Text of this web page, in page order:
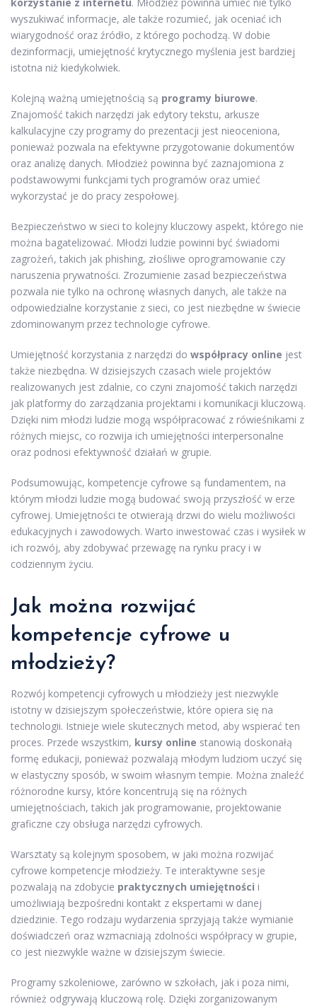
wyszukiwać informacje, ale także rozumieć, jak oceniać ich
wiarygodność oraz źródło, z którego pochodzą. W dobie
dezinformacji, umiejętność krytycznego myślenia jest bardziej
istotna niż kiedykolwiek.
Kolejną ważną umiejętnością są programy biurowe.
Znajomość takich narzędzi jak edytory tekstu, arkusze
kalkulacyjne czy programy do prezentacji jest nieoceniona,
ponieważ pozwala na efektywne przygotowanie dokumentów
oraz analizę danych. Młodzież powinna być zaznajomiona z
podstawowymi funkcjami tych programów oraz umieć
wykorzystać je do pracy zespołowej.
Bezpieczeństwo w sieci to kolejny kluczowy aspekt, którego nie
można bagatelizować. Młodzi ludzie powinni być świadomi
zagrożeń, takich jak phishing, złośliwe oprogramowanie czy
naruszenia prywatności. Zrozumienie zasad bezpieczeństwa
pozwala nie tylko na ochronę własnych danych, ale także na
odpowiedzialne korzystanie z sieci, co jest niezbędne w świecie
zdominowanym przez technologie cyfrowe.
Umiejętność korzystania z narzędzi do współpracy online jest
także niezbędna. W dzisiejszych czasach wiele projektów
realizowanych jest zdalnie, co czyni znajomość takich narzędzi
jak platformy do zarządzania projektami i komunikacji kluczową.
Dzięki nim młodzi ludzie mogą współpracować z rówieśnikami z
różnych miejsc, co rozwija ich umiejętności interpersonalne
oraz podnosi efektywność działań w grupie.
Podsumowując, kompetencje cyfrowe są fundamentem, na
którym młodzi ludzie mogą budować swoją przyszłość w erze
cyfrowej. Umiejętności te otwierają drzwi do wielu możliwości
edukacyjnych i zawodowych. Warto inwestować czas i wysiłek w
ich rozwój, aby zdobywać przewagę na rynku pracy i w
codziennym życiu.
Jak można rozwijać
kompetencje cyfrowe u
młodzieży?
Rozwój kompetencji cyfrowych u młodzieży jest niezwykle
istotny w dzisiejszym społeczeństwie, które opiera się na
technologii. Istnieje wiele skutecznych metod, aby wspierać ten
proces. Przede wszystkim, kursy online stanowią doskonałą
formę edukacji, ponieważ pozwalają młodym ludziom uczyć się
w elastyczny sposób, w swoim własnym tempie. Można znaleźć
różnorodne kursy, które koncentrują się na różnych
umiejętnościach, takich jak programowanie, projektowanie
graficzne czy obsługa narzędzi cyfrowych.
Warsztaty są kolejnym sposobem, w jaki można rozwijać
cyfrowe kompetencje młodzieży. Te interaktywne sesje
pozwalają na zdobycie praktycznych umiejętności i
umożliwiają bezpośredni kontakt z ekspertami w danej
dziedzinie. Tego rodzaju wydarzenia sprzyjają także wymianie
doświadczeń oraz wzmacniają zdolności współpracy w grupie,
co jest niezwykle ważne w dzisiejszym świecie.
Programy szkoleniowe, zarówno w szkołach, jak i poza nimi,
również odgrywają kluczową rolę. Dzięki zorganizowanym